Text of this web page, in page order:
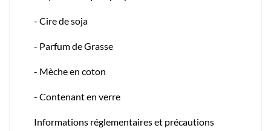
- Cire de soja
- Parfum de Grasse
- Mèche en coton
- Contenant en verre
Informations réglementaires et précautions